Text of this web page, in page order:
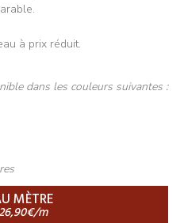
à prix réduit.
dans les couleurs suivantes :
MÈTRE
m